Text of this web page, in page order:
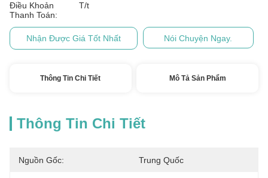
Điều Khoản
Thanh Toán:
T/t
Nhận Được Giá Tốt Nhất Nói Chuyện Ngay.
Thông Tin Chi Tiết Mô Tả Sản Phẩm
Thông Tin Chi Tiết
Nguồn Gốc: Trung Quốc